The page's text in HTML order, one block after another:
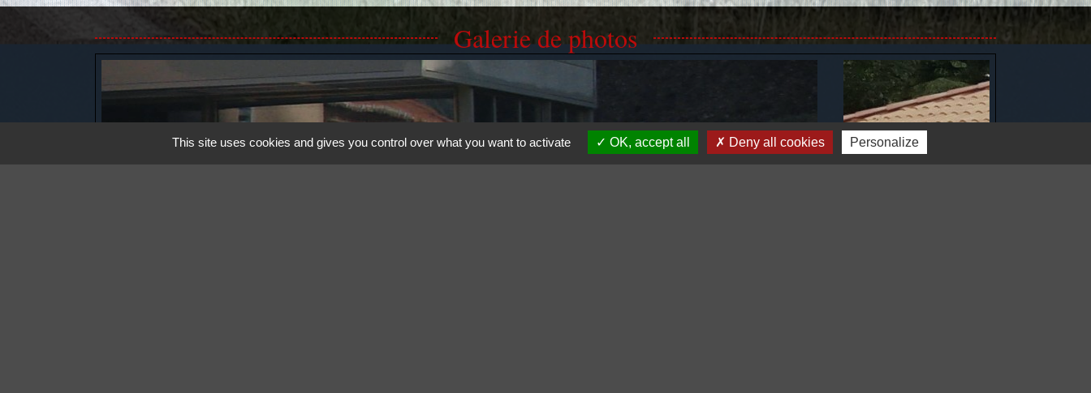
Galerie de photos
This site uses cookies and gives you control over what you want to activate OK, accept all Deny all cookies Personalize